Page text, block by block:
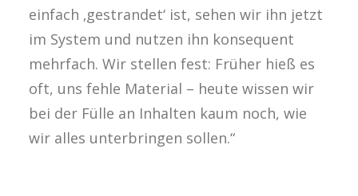
einfach ‚gestrandet‘ ist, sehen wir ihn jetzt
im System und nutzen ihn konsequent
mehrfach. Wir stellen fest: Früher hieß es
oft, uns fehle Material – heute wissen wir
bei der Fülle an Inhalten kaum noch, wie
wir alles unterbringen sollen.“